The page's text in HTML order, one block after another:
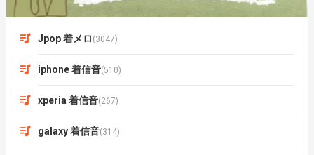
Jpop 着メロ (3047)
iphone 着信音(510)
xperia 着信音(267)
galaxy 着信音(314)